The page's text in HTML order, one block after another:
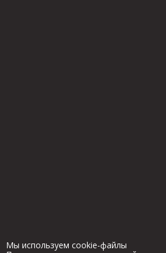
Мы используем cookie-файлы